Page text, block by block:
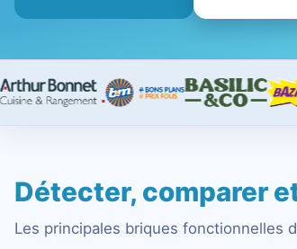
Détecter, comparer
Les principales briques fonctionnelles